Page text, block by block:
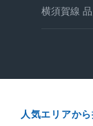
横須賀線
人気エリアか